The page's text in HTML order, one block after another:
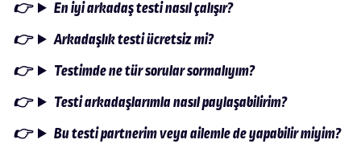
En iyi arkadaş testi nasıl çalışır?
Arkadaşlık testi ücretsiz mi?
Testimde ne tür sorular sormalıyım?
Testi arkadaşlarımla nasıl paylaşabilirim?
Bu testi partnerim veya ailemle de yapabilir miyim?